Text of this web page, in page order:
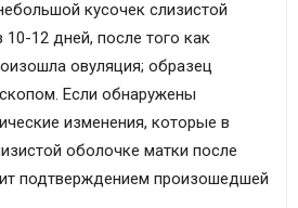
кусочек слизистой
12 дней, после того как
овуляция; образец
Если обнаружены
изменения, которые в
оболочке матки после
подтверждением произошедшей